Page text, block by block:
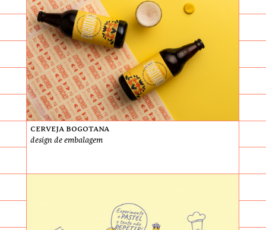
Cerveja Bogotana
design de embalagem